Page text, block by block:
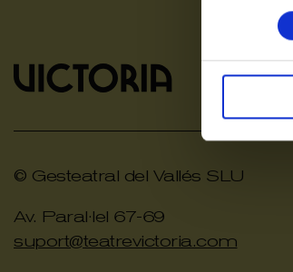
consentimiento
© Gesteatral del Vallés SLU
Av. Paral·lel 67-69
suport@teatrevictoria.com